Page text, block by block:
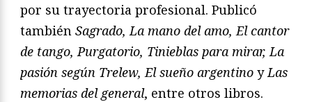
por su trayectoria profesional. Publicó
también Sagrado, La mano del amo, El cantor
de tango, Purgatorio, Tinieblas para mirar, La
pasión según Trelew, El sueño argentino yLas
memorias del general, entre otros libros.